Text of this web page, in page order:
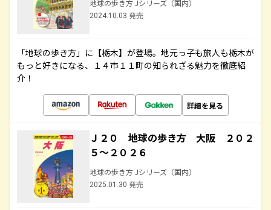
地球の歩き方 Jシリーズ（国内）
2024.10.03 発売
「地球の歩き方」に【栃木】が登場。地元っ子も旅人も栃木が
もっと好きになる、１４市１１町の知られざる魅力を徹底紹
介！
詳細を見る
Ｊ２０ 地球の歩き方 大阪 ２０２
５～２０２６
地球の歩き方 Jシリーズ（国内）
2025.01.30 発売